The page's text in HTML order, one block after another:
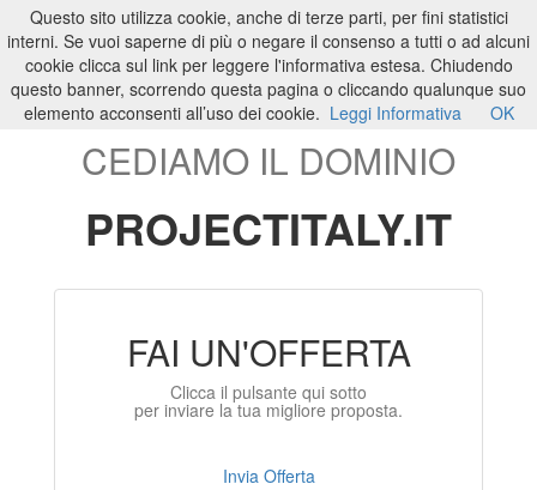
Toggle
ILTUO.IT
CEDIAMO IL DOMINIO
PROJECTITALY.IT
FAI UN'OFFERTA
Clicca il pulsante qui sotto
per inviare la tua migliore proposta.
Invia Offerta
Questo sito utilizza cookie, anche di terze parti, per fini statistici
interni. Se vuoi saperne di più o negare il consenso a tutti o ad alcuni
cookie clicca sul link per leggere l'informativa estesa. Chiudendo
questo banner, scorrendo questa pagina o cliccando qualunque suo
elemento acconsenti all’uso dei cookie. Leggi Informativa OK